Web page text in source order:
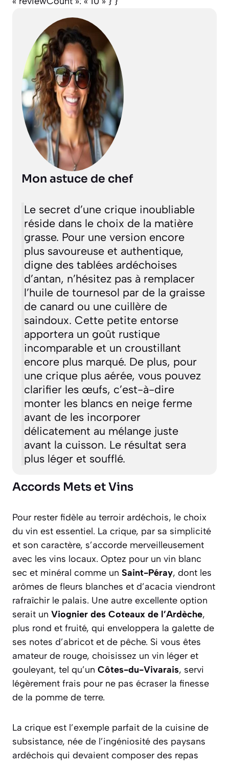
Mon astuce de chef
Le secret d’une crique inoubliable
réside dans le choix de la matière
grasse. Pour une version encore
plus savoureuse et authentique,
digne des tablées ardéchoises
d’antan, n’hésitez pas à remplacer
l’huile de tournesol par de la graisse
de canard ou une cuillère de
saindoux. Cette petite entorse
apportera un goût rustique
incomparable et un croustillant
encore plus marqué. De plus, pour
une crique plus aérée, vous pouvez
clarifier les œufs, c’est-à-dire
monter les blancs en neige ferme
avant de les incorporer
délicatement au mélange juste
avant la cuisson. Le résultat sera
plus léger et soufflé.
Accords Mets et Vins
Pour rester fidèle au terroir ardéchois, le choix
du vin est essentiel. La crique, par sa simplicité
et son caractère, s’accorde merveilleusement
avec les vins locaux. Optez pour un vin blanc
sec et minéral comme un Saint-Péray, dont les
arômes de fleurs blanches et d’acacia viendront
rafraîchir le palais. Une autre excellente option
serait un Viognier des Coteaux de l’Ardèche,
plus rond et fruité, qui enveloppera la galette de
ses notes d’abricot et de pêche. Si vous êtes
amateur de rouge, choisissez un vin léger et
gouleyant, tel qu’un Côtes-du-Vivarais, servi
légèrement frais pour ne pas écraser la finesse
de la pomme de terre.
La crique est l’exemple parfait de la cuisine de
subsistance, née de l’ingéniosité des paysans
ardéchois qui devaient composer des repas